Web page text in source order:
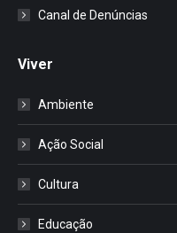
Canal de Denúncias
Viver
Ambiente
Ação Social
Cultura
Educação